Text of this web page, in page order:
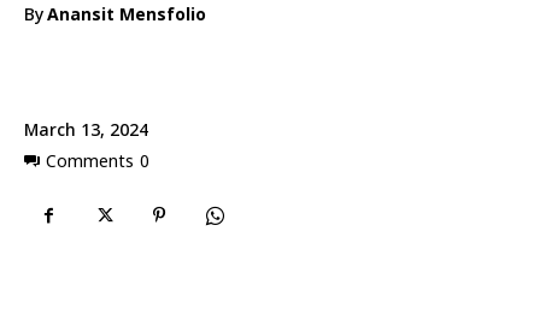
March 13, 2024
Comments 0
ByAnansit Mensfolio